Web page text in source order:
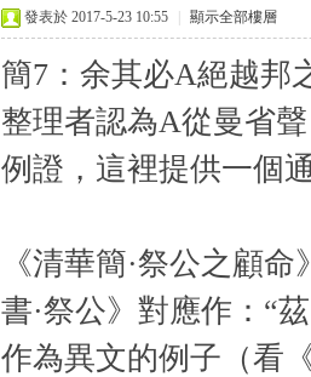
發表於 2017-5-23 10:55 顯示全部樓層
簡7：余其必A絕越邦
整理者認為A從曼省
例證，這裡提供一個
《清華簡·祭公之顧
書·祭公》對應作：“
作為異文的例子（看